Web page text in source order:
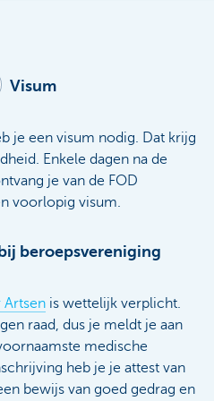
Visum
je een visum nodig. Dat krijg
Enkele dagen na de
je van de FOD
voorlopig visum.
beroepsvereniging
Artsen is wettelijk verplicht.
raad, dus je meldt je aan
medische
heb je je attest van
bewijs van goed gedrag en